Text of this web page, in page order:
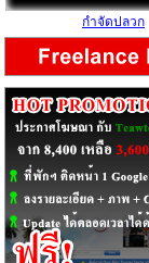
กำจัดปลวก